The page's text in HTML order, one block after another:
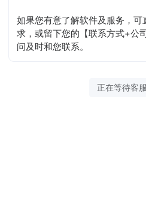
如果您有意了解软件及服务，
求，或留下您的【联系方式+公
问及时和您联系。
2026-08-09